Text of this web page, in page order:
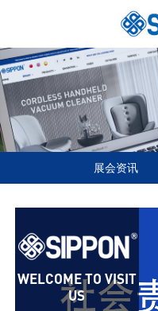
展会资讯
WELCOME TO VISIT
US